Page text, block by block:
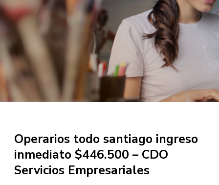
Operarios todo santiago ingreso
inmediato $446.500 – CDO
Servicios Empresariales